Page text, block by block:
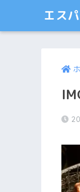
エス